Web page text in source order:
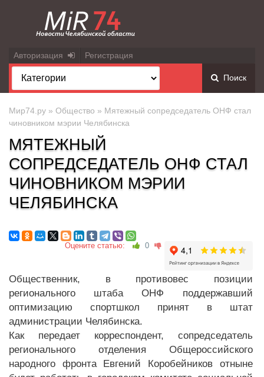
Авторизация Регистрация
Поиск
Мир74.ру » Общество » Мятежный сопредседатель ОНФ стал
чиновником мэрии Челябинска
МЯТЕЖНЫЙ
СОПРЕДСЕДАТЕЛЬ ОНФ СТАЛ
ЧИНОВНИКОМ МЭРИИ
ЧЕЛЯБИНСКА
Оцените статью: 0
Общественник, в противовес позиции
регионального штаба ОНФ поддержавший
оптимизацию спортшкол принят в штат
администрации Челябинска.
Как передает корреспондент, сопредседатель
регионального отделения Общероссийского
народного фронта Евгений Коробейников отныне